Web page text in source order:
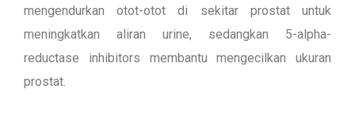
mengendurkan otot-otot di sekitar prostat untuk
meningkatkan aliran urine, sedangkan 5-alpha-
reductase inhibitors membantu mengecilkan ukuran
prostat.